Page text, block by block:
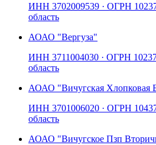
ИНН 3702009539 · ОГРН
область
АОАО "Вергуза"
ИНН 3711004030 · ОГРН
область
АОАО "Вичугская Хлопковая
ИНН 3701006020 · ОГРН
область
АОАО "Вичугское Пзп